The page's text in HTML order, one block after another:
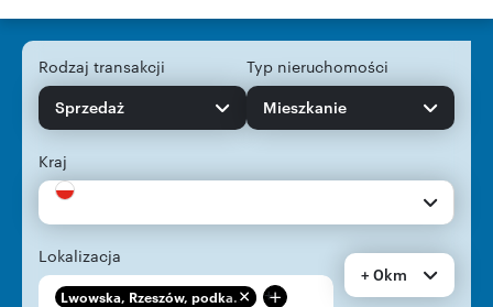
Rodzaj transakcji
Sprzedaż
Typ nieruchomości
Mieszkanie
Kraj
Lokalizacja
Lwowska, Rzeszów, podka... +
+ 0km